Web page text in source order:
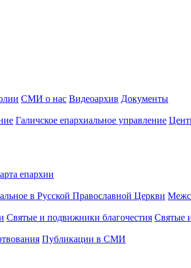
СМИ о нас Видеоархив Документы
Галичское епархиальное управление
епархии
в Русской Православной Церкви
Святые и подвижники благочестия Святые
Публикации в СМИ